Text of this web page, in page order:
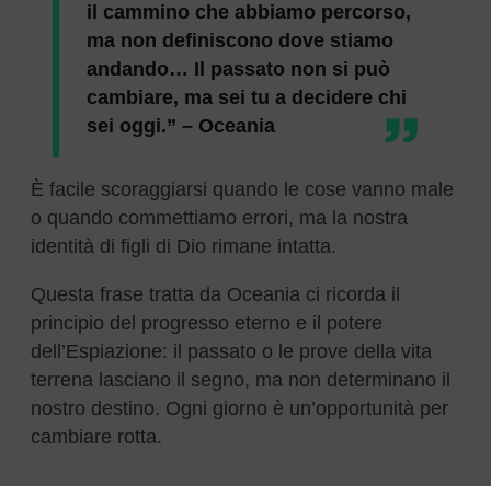
il cammino che abbiamo percorso,
ma non definiscono dove stiamo
andando… Il passato non si può
cambiare, ma sei tu a decidere chi
sei oggi.” – Oceania
È facile scoraggiarsi quando le cose vanno male
o quando commettiamo errori, ma la nostra
identità di figli di Dio rimane intatta.
Questa frase tratta da Oceania ci ricorda il
principio del progresso eterno e il potere
dell’Espiazione: il passato o le prove della vita
terrena lasciano il segno, ma non determinano il
nostro destino. Ogni giorno è un’opportunità per
cambiare rotta.